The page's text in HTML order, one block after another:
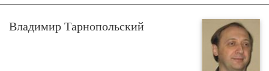
Владимир Тарнопольский